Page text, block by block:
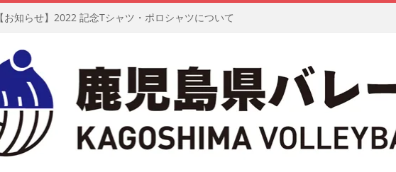
【お知らせ】2022 記念Tシャツ・ポロシャツについて